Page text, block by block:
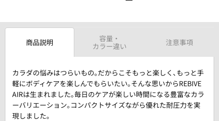
商品説明
容量・
カラー違い
注意事項
カラダの悩みはつらいもの｡だからこそもっと楽しく､もっと手
軽にボディケアを楽しんでもらいたい｡そんな思いからREBIVE
AIRは生まれました｡毎日のケアが楽しい時間になる豊富なカラ
ーバリエーション｡コンパクトサイズながら優れた耐圧力を実
現しました｡